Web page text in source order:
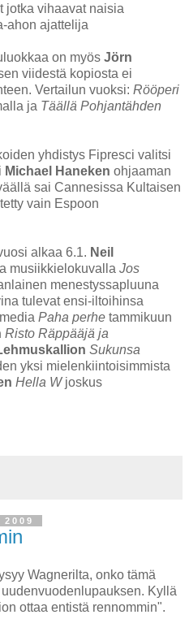
jotka vihaavat naisia
ahon ajattelija
on myös Jörn
viidestä kopiosta ei
Vertailun vuoksi: Rööperi
ja Täällä Pohjantähden
yhdistys Fipresci valitsi
Michael Haneken ohjaaman
sai Cannesissa Kultaisen
vain Espoon
alkaa 6.1. Neil
musiikkielokuvalla Jos
menestyssapluuna
tulevat ensi-iltoihinsa
Paha perhe tammikuun
Risto Räppääjä ja
Sukunsa
yksi mielenkiintoisimmista
Hella Wjoskus
Wagnerilta, onko tämä
Kyllä
ottaa entistä rennommin".